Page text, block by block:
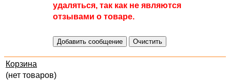
удаляться, так как не являются
отзывами о товаре.
Корзина
(нет товаров)